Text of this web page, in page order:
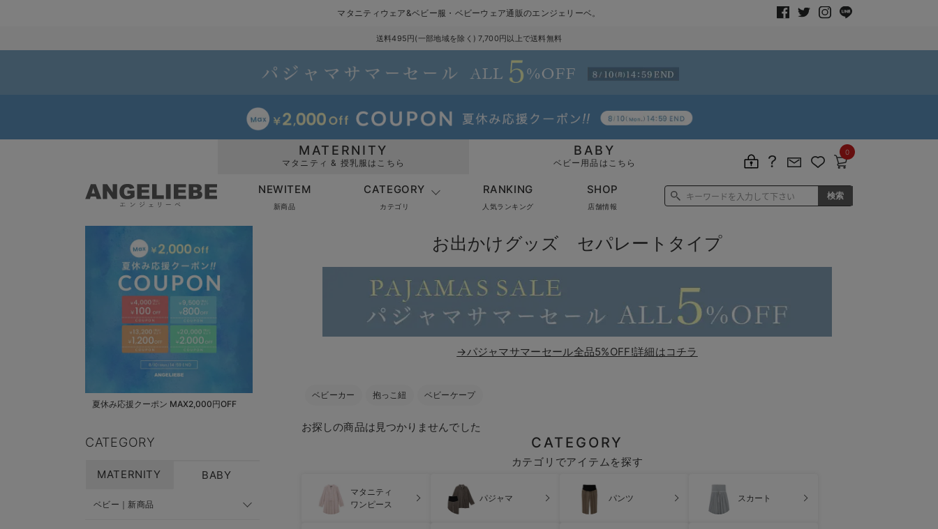
マタニティウェア&ベビー服・ベビーウェア通販のエンジェリーベ。
送料495円(一部地域を除く) 7,700円以上で送料無料
MATERNITY
マタニティ & 授乳服はこちら
BABY
ベビー用品はこちら
0
NEWITEM
新商品
CATEGORY
カテゴリ
RANKING
人気ランキング
SHOP
店舗情報
夏休み応援クーポン MAX2,000円OFF
CATEGORY
MATERNITY BABY
ベビー｜新商品
お出かけグッズ セパレートタイプ
→パジャマサマーセール全品5%OFF!詳細はコチラ
ベビーカー 抱っこ紐 ベビーケープ
お探しの商品は見つかりませんでした
CATEGORY
カテゴリでアイテムを探す
マタニティ
ワンピース
パジャマ パンツ スカート